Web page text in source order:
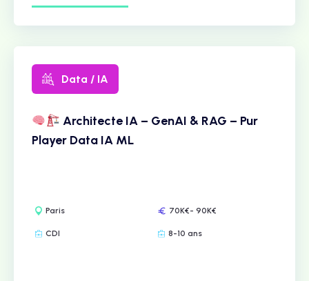
Data / IA
Architecte IA – GenAI & RAG – Pur
Player Data IA ML
Paris 70K€- 90K€
CDI 8-10 ans